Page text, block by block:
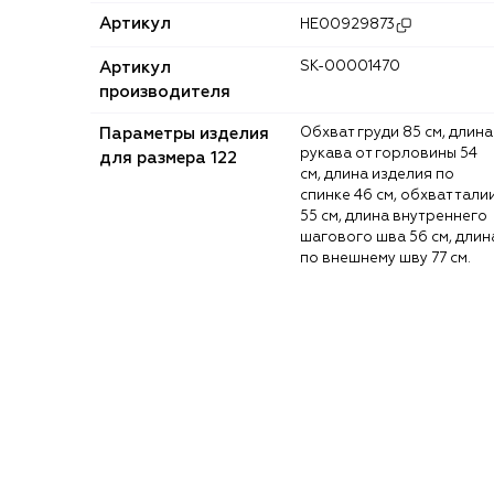
Артикул HE00929873
Артикул
производителя
SK-00001470
Параметры изделия
для размера 122
Обхват груди 85 см, длина
рукава от горловины 54
см, длина изделия по
спинке 46 см, обхват
55 см, длина внутреннего
шагового шва 56 см,
по внешнему шву 77 см.